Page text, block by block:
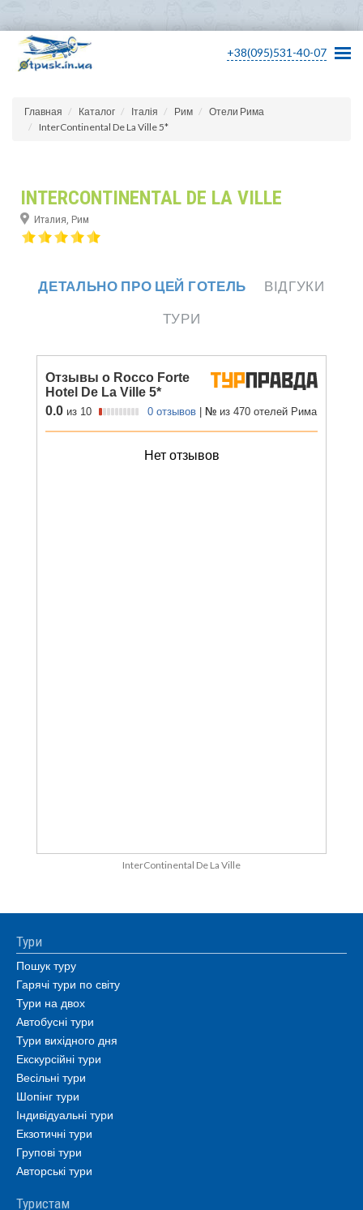
+38(095)531-40-07
Главная Каталог Італія Рим
Отели Рима
InterContinental De La Ville 5*
INTERCONTINENTAL DE LA VILLE
Италия, Рим
ДЕТАЛЬНО ПРО ЦЕЙ ГОТЕЛЬ
ВІДГУКИ
ТУРИ
InterContinental De La Ville
Тури
Пошук туру
Гарячі тури по світу
Тури на двох
Автобусні тури
Тури вихідного дня
Екскурсійні тури
Весільні тури
Шопінг тури
Індивідуальні тури
Екзотичні тури
Групові тури
Авторські тури
Туристам